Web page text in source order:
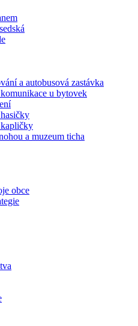
a autobusová zastávka
u bytovek
a muzeum ticha
obce